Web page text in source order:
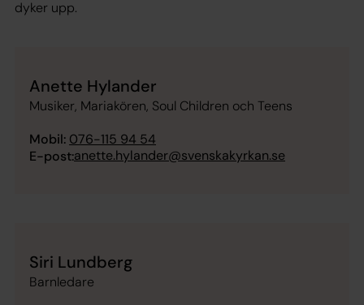
dyker upp.
Anette Hylander
Musiker, Mariakören, Soul Children och Teens
Mobil: 076-115 94 54
E-post:anette.hylander@svenskakyrkan.se
Siri Lundberg
Barnledare